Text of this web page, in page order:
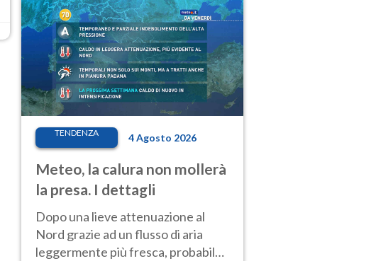
Ferragosto
TENDENZA 4 Agosto 2026
Meteo, la calura non mollerà
la presa. I dettagli
Dopo una lieve attenuazione al
Nord grazie ad un flusso di aria
leggermente più fresca, probabile